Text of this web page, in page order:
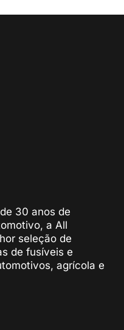
30 anos de
a All
seleção de
de fusíveis e
agrícola e